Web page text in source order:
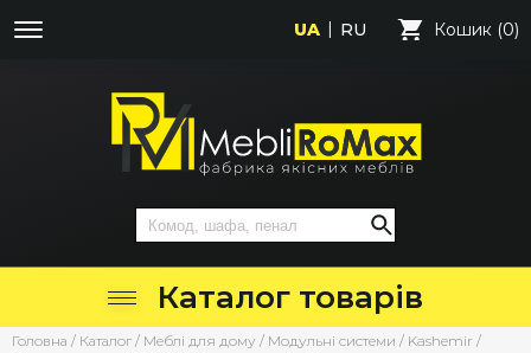
UA RU Кошик (0)
Каталог товарів
Головна / Каталог / Меблі для дому / Модульні системи / Kashemir /